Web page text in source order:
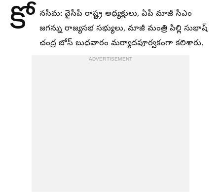
కో నసీమ: వైసీపీ రాష్ట్ర అధ్యక్షులు, ఏపీ మాజీ సీఎం
జగన్ను రాజ్యసభ సభ్యులు, మాజీ మంత్రి పిల్లి సుభాష్
చంద్ర బోస్ బుధవారం మర్యాదపూర్వకంగా కలిశారు.
ADVERTISEMENT